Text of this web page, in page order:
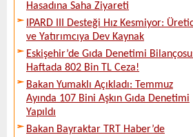
Hasadına Saha Ziyareti
IPARD III Desteği Hız Kesmiyor:
ve Yatırımcıya Dev Kaynak
Eskişehir’de Gıda Denetimi
Haftada 802 Bin TL Ceza!
Bakan Yumaklı Açıkladı: Temmuz
Ayında 107 Bini Aşkın Gıda Denetimi
Yapıldı
Bakan Bayraktar TRT Haber’de